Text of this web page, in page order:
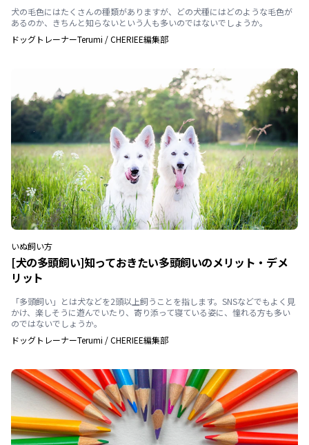
犬の毛色にはたくさんの種類がありますが、どの犬種にはどのような毛色が
あるのか、きちんと知らないという人も多いのではないでしょうか。
ドッグトレーナーTerumi /CHERIEE編集部
いぬ飼い方
[犬の多頭飼い]知っておきたい多頭飼いのメリット・デメ
リット
「多頭飼い」とは犬などを2頭以上飼うことを指します。SNSなどでもよく見
かけ、楽しそうに遊んでいたり、寄り添って寝ている姿に、憧れる方も多い
のではないでしょうか。
ドッグトレーナーTerumi /CHERIEE編集部